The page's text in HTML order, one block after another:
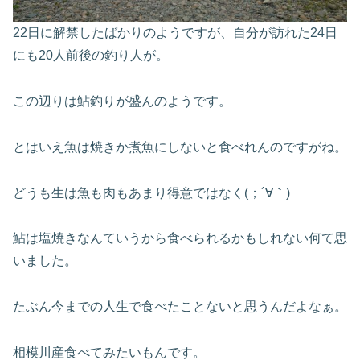
22日に解禁したばかりのようですが、
自分が訪れた24日
にも20人前後の釣り人が。
この辺りは鮎釣りが盛んのようです。
とはいえ魚は焼きか煮魚にしないと食べれんのですがね。
どうも生は魚も肉もあまり得意ではなく(；´∀｀)
鮎は塩焼きなんていうから食べられるかもしれない何て思
いました 。
たぶん今までの人生で食べたことないと思うんだよなぁ。
相模川産食べてみたいもんです。